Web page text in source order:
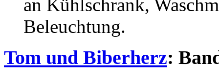
an Kühlschrank,
Beleuchtung.
Tom und Biberherz: